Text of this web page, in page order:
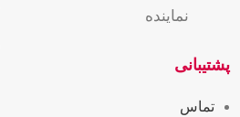
نماینده
پشتیبانی
تماس